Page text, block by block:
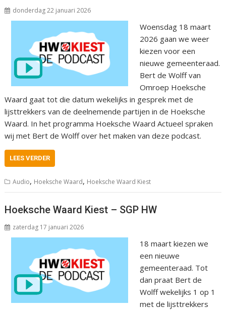
donderdag 22 januari 2026
Woensdag 18 maart
2026 gaan we weer
kiezen voor een
nieuwe gemeenteraad.
Bert de Wolff van
Omroep Hoeksche
Waard gaat tot die datum wekelijks in gesprek met de
lijsttrekkers van de deelnemende partijen in de Hoeksche
Waard. In het programma Hoeksche Waard Actueel spraken
wij met Bert de Wolff over het maken van deze podcast.
LEES VERDER
Audio, Hoeksche Waard, Hoeksche Waard Kiest
Hoeksche Waard Kiest – SGP HW
zaterdag 17 januari 2026
18 maart kiezen we
een nieuwe
gemeenteraad. Tot
dan praat Bert de
Wolff wekelijks 1 op 1
met de lijsttrekkers